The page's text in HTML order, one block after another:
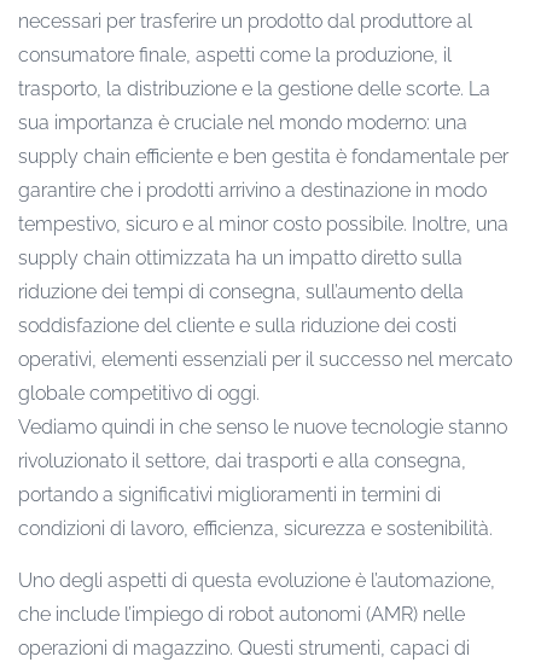
necessari per trasferire un prodotto dal produttore al
consumatore finale, aspetti come la produzione, il
trasporto, la distribuzione e la gestione delle scorte. La
sua importanza è cruciale nel mondo moderno: una
supply chain efficiente e ben gestita è fondamentale per
garantire che i prodotti arrivino a destinazione in modo
tempestivo, sicuro e al minor costo possibile. Inoltre, una
supply chain ottimizzata ha un impatto diretto sulla
riduzione dei tempi di consegna, sull’aumento della
soddisfazione del cliente e sulla riduzione dei costi
operativi, elementi essenziali per il successo nel mercato
globale competitivo di oggi.
Vediamo quindi in che senso le nuove tecnologie stanno
rivoluzionato il settore, dai trasporti e alla consegna,
portando a significativi miglioramenti in termini di
condizioni di lavoro, efficienza, sicurezza e sostenibilità.
Uno degli aspetti di questa evoluzione è l’automazione,
che include l’impiego di robot autonomi (AMR) nelle
operazioni di magazzino. Questi strumenti, capaci di